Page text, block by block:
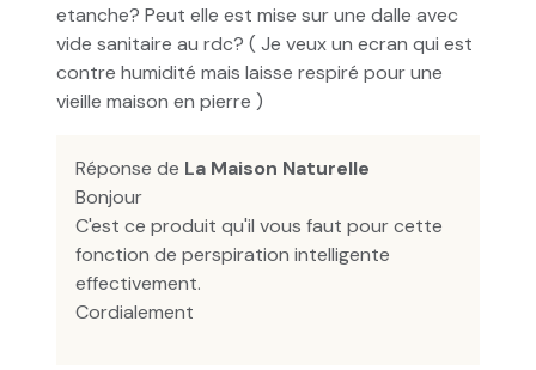
etanche? Peut elle est mise sur une dalle avec
vide sanitaire au rdc? ( Je veux un ecran qui est
contre humidité mais laisse respiré pour une
vieille maison en pierre )
Réponse de La Maison Naturelle
Bonjour
C'est ce produit qu'il vous faut pour cette
fonction de perspiration intelligente
effectivement.
Cordialement